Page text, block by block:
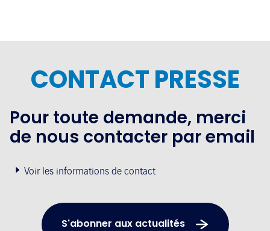
CONTACT PRESSE
Pour toute demande, merci
de nous contacter par email
Voir les informations de contact
S'abonner aux actualités